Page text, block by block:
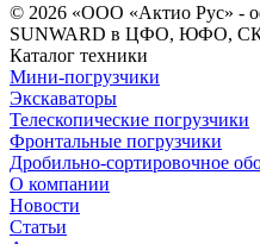
© 2026 «ООО «Актио Рус» -
SUNWARD в ЦФО, ЮФО,
Каталог техники
Мини-погрузчики
Экскаваторы
Телескопические погрузчики
Фронтальные погрузчики
Дробильно-сортировочное
О компании
Новости
Статьи